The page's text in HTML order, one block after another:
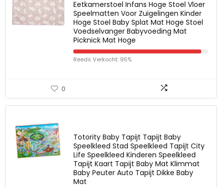
Eetkamerstoel Infans Hoge Stoel Vloer
Speelmatten Voor Zuigelingen Kinder
Hoge Stoel Baby Splat Mat Hoge Stoel
Voedselvanger Babyvoeding Mat
Picknick Mat Hoge
Reeds Verkocht: 95%
0
Totority Baby Tapijt Tapijt Baby
Speelkleed Stad Speelkleed Tapijt City
Life Speelkleed Kinderen Speelkleed
Tapijt Kaart Tapijt Baby Mat Klimmat
Baby Peuter Auto Tapijt Dikke Baby
Mat